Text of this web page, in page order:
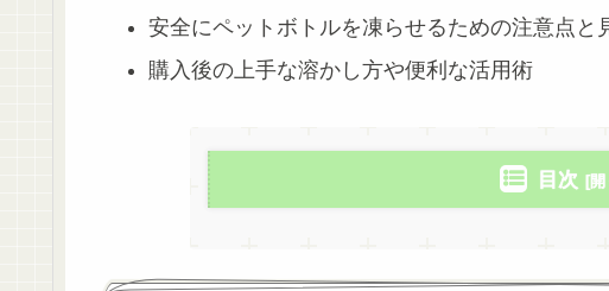
安全にペットボトルを凍らせるための注意点と
購入後の上手な溶かし方や便利な活用術
目次